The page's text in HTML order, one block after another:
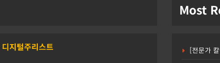
디지털주리스트
Most
[전문가